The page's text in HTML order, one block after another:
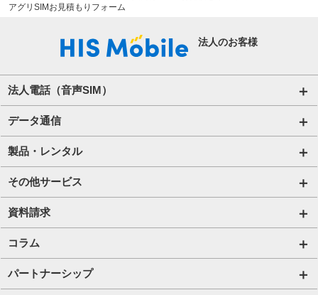
アグリSIMお見積もりフォーム
法人のお客様
法人電話（音声SIM）
音声通話プラン for Biz
ご利用開始の流れ(法人)
ご利用開始の流れ(個人事業主・その他団体)​
データ通信
データ専用SIM
IoT向けSIM
アグリSIM
Wi-Fiレンタル​ HIS Wi-Fi PLUS+ for Biz​
製品・レンタル
端末販売
端末買取
レンタル
Wi-Fi
その他サービス
ハザードトーク
アルキラー
Bizfone（クラウドPBX）
資料請求
お役立ち資料一覧
IoT資料一覧
コラム
法人コラム
パートナーシップ